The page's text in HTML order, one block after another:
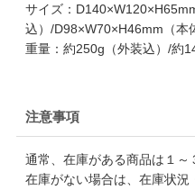
サイズ：
込）/D98×W70×H46mm（本
重量：約250g（外装込）/約
注意事項
通常、在庫がある商品は１～
在庫がない場合は、在庫状